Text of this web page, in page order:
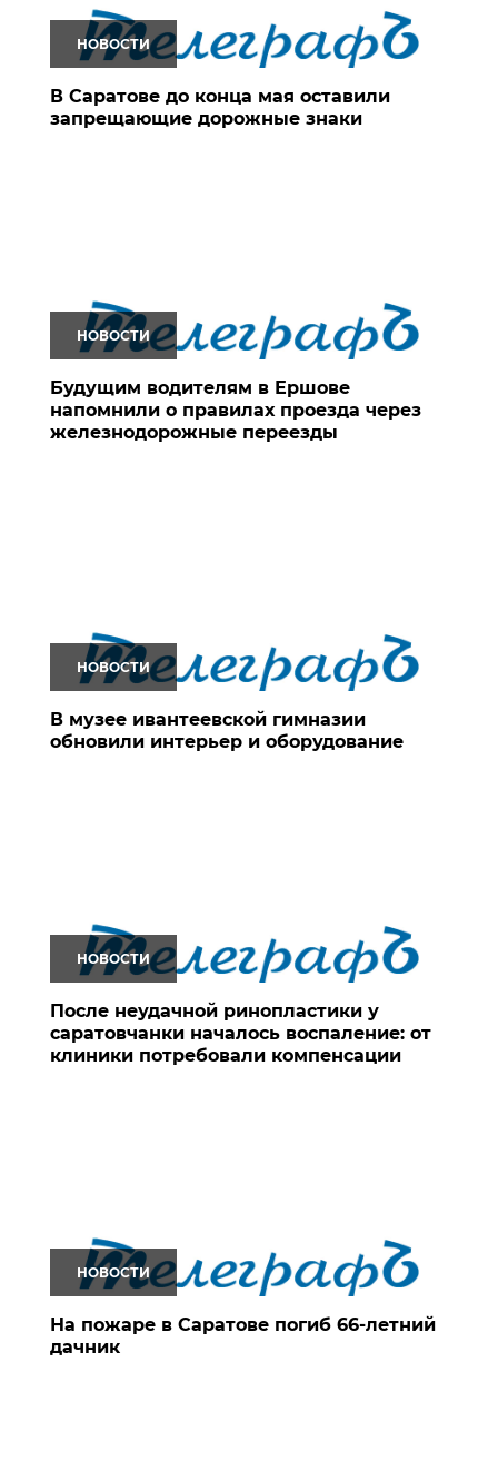
НОВОСТИ
В Саратове до конца мая оставили
запрещающие дорожные знаки
НОВОСТИ
Будущим водителям в Ершове
напомнили о правилах проезда через
железнодорожные переезды
НОВОСТИ
В музее ивантеевской гимназии
обновили интерьер и оборудование
НОВОСТИ
После неудачной ринопластики у
саратовчанки началось воспаление: от
клиники потребовали компенсации
НОВОСТИ
На пожаре в Саратове погиб 66-летний
дачник